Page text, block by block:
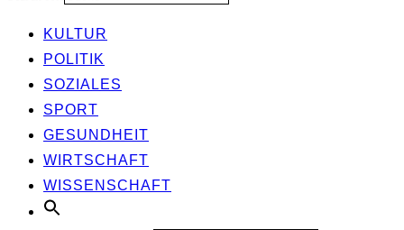
KUL­TUR
POLI­TIK
SOZIA­LES
SPORT
GESUND­HEIT
WIRT­SCHAFT
WIS­SEN­SCHAFT